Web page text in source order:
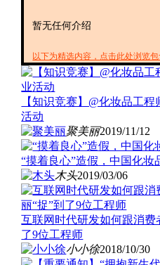
暂无任何介绍
以下为精选内容，点击此处浏览
【知识竞赛】@化妆品工
活动
聚美丽2019/11/12
“摸着良心”造假，中国化妆
木头2019/03/06
互联网时代研发如何跟消费
了9位工程师
小小徐2018/10/30